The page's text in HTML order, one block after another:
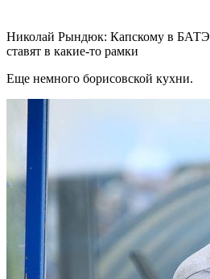
Николай Рындюк: Капскому в БАТЭ
ставят в какие-то рамки
Еще немного борисовской кухни.